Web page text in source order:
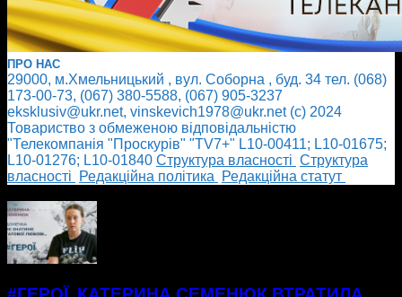
ПРО НАС
29000, м.Хмельницький , вул. Соборна , буд. 34 тел. (068)
173-00-73, (067) 380-5588, (067) 905-3237
eksklusiv@ukr.net, vinskevich1978@ukr.net (с) 2024
Товариство з обмеженою відповідальністю
"Телекомпанія "Проскурів" "TV7+" L10-00411; L10-01675;
L10-01276; L10-01840 Cтруктура власності Cтруктура
власності
Редакційна політика
Редакційна статут